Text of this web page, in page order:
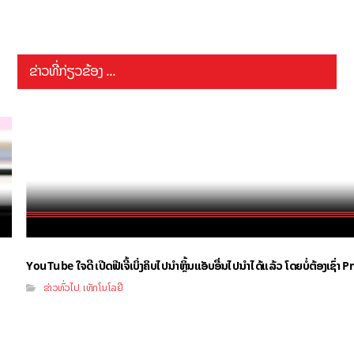
ຂ່າວທີ່ກ່ຽວຂ້ອງ ...
YouTube ໃຈດີ ເປີດຟີເຈີ້ເບິ່ງຄິບໄປນຳຫຼິ້ນແອັບອື່ນໄປນຳໄດ້ແລ້ວ ໂດຍບໍ່ຕ້ອງເຊົ່າ
ຂ່າວທົ່ວໄປ ,ເທັກໂນໂລຢີ